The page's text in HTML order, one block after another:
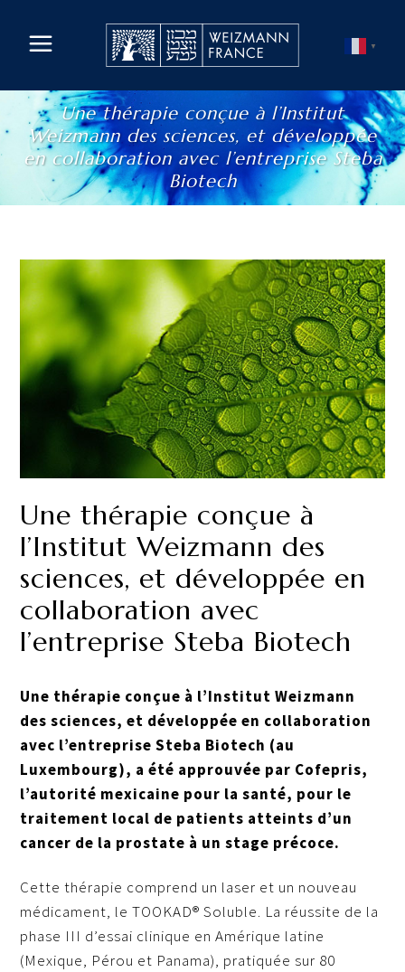
▼
Une thérapie conçue à l’Institut
Weizmann des sciences, et développée
en collaboration avec l’entreprise Steba
Biotech
Une thérapie conçue à
l’Institut Weizmann des
sciences, et développée en
collaboration avec
l’entreprise Steba Biotech
Une thérapie conçue à l’Institut Weizmann
des sciences, et développée en collaboration
avec l’entreprise Steba Biotech (au
Luxembourg), a été approuvée par Cofepris,
l’autorité mexicaine pour la santé, pour le
traitement local de patients atteints d’un
cancer de la prostate à un stage précoce.
Cette thérapie comprend un laser et un nouveau
médicament, le TOOKAD® Soluble. La réussite de la
phase III d’essai clinique en Amérique latine
(Mexique, Pérou et Panama), pratiquée sur 80